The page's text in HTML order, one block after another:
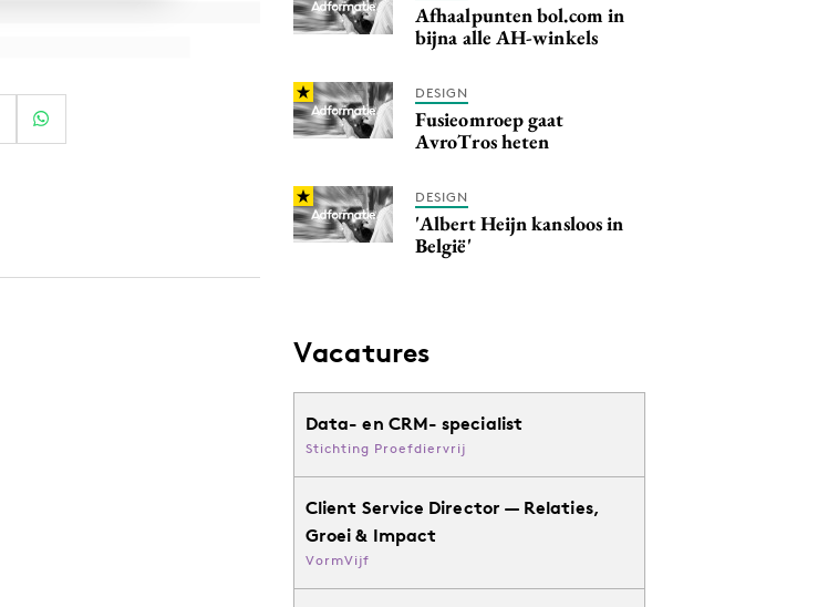
Afhaalpunten bol.com in
bijna alle AH-winkels
DESIGN
Fusieomroep gaat
AvroTros heten
DESIGN
'Albert Heijn kansloos in
België'
Vacatures
Data- en CRM- specialist
Stichting Proefdiervrij
Client Service Director — Relaties,
Groei & Impact
VormVijf